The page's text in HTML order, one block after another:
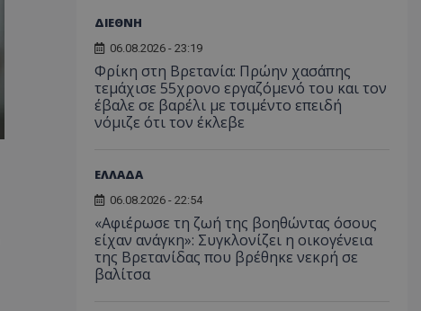
ΔΙΕΘΝΗ
06.08.2026 - 23:19
Φρίκη στη Βρετανία: Πρώην χασάπης
τεμάχισε 55χρονο εργαζόμενό του και τον
έβαλε σε βαρέλι με τσιμέντο επειδή
νόμιζε ότι τον έκλεβε
ΕΛΛΑΔΑ
06.08.2026 - 22:54
«Αφιέρωσε τη ζωή της βοηθώντας όσους
είχαν ανάγκη»: Συγκλονίζει η οικογένεια
της Βρετανίδας που βρέθηκε νεκρή σε
βαλίτσα